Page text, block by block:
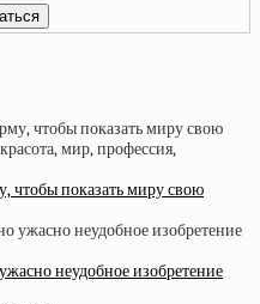
показать миру свою
неудобное изобретение